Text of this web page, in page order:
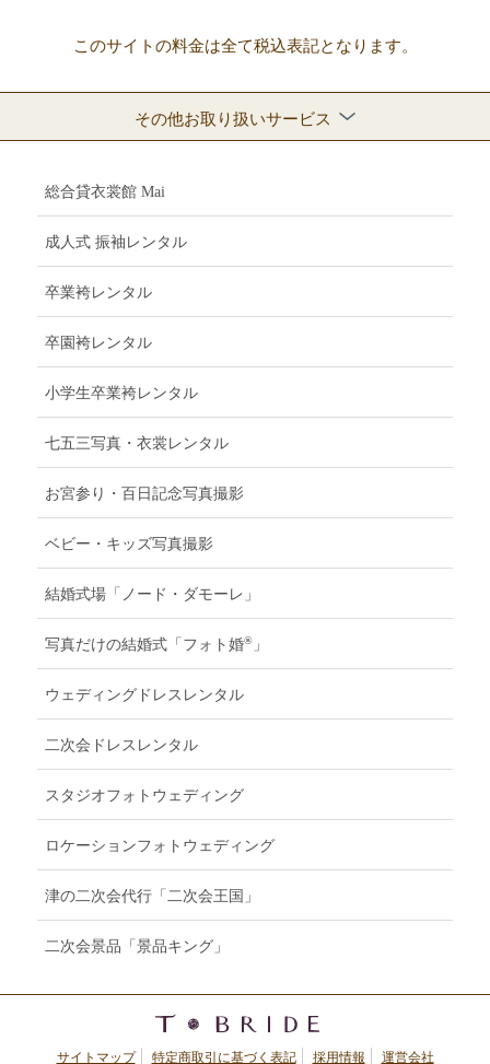
このサイトの料金は全て税込表記となります。
その他お取り扱いサービス
総合貸衣裳館 Mai
成人式 振袖レンタル
卒業袴レンタル
卒園袴レンタル
小学生卒業袴レンタル
七五三写真・衣裳レンタル
お宮参り・百日記念写真撮影
ベビー・キッズ写真撮影
結婚式場「ノード・ダモーレ」
写真だけの結婚式「フォト婚® 」
ウェディングドレスレンタル
二次会ドレスレンタル
スタジオフォトウェディング
ロケーションフォトウェディング
津の二次会代行「二次会王国」
二次会景品「景品キング」
サイトマップ 特定商取引に基づく表記 採用情報 運営会社